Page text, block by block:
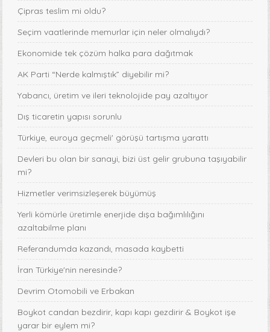
Çipras teslim mi oldu?
Seçim vaatlerinde memurlar için neler olmalıydı?
Ekonomide tek çözüm halka para dağıtmak
AK Parti “Nerde kalmıştık” diyebilir mi?
Yabancı, üretim ve ileri teknolojide pay azaltıyor
Dış ticaretin yapısı sorunlu
Türkiye, euroya geçmeli' görüşü tartışma yarattı
Devleri bu olan bir sanayi, bizi üst gelir grubuna taşıyabilir
mi?
Hizmetler verimsizleşerek büyümüş
Yerli kömürle üretimle enerjide dışa bağımlılığını
azaltabilme planı
Referandumda kazandı, masada kaybetti
İran Türkiye'nin neresinde?
Devrim Otomobili ve Erbakan
Boykot candan bezdirir, kapı kapı gezdirir & Boykot işe
yarar bir eylem mi?